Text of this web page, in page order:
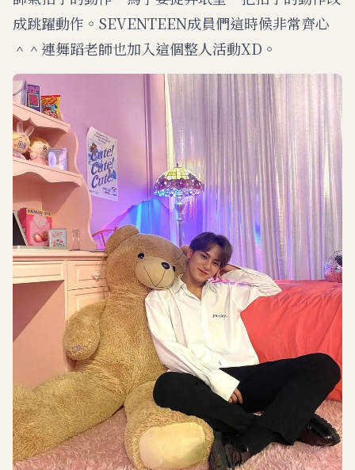
成跳躍動作。SEVENTEEN成員們這時候非常齊心
＾＾連舞蹈老師也加入這個整人活動XD。